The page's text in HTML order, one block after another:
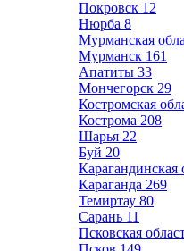
Покровск 12
Нюрба 8
Мурманская
Мурманск 161
Апатиты 33
Мончегорск 29
Костромская
Кострома 208
Шарья 22
Буй 20
Карагандинская
Караганда 269
Темиртау 80
Сарань 11
Псковская